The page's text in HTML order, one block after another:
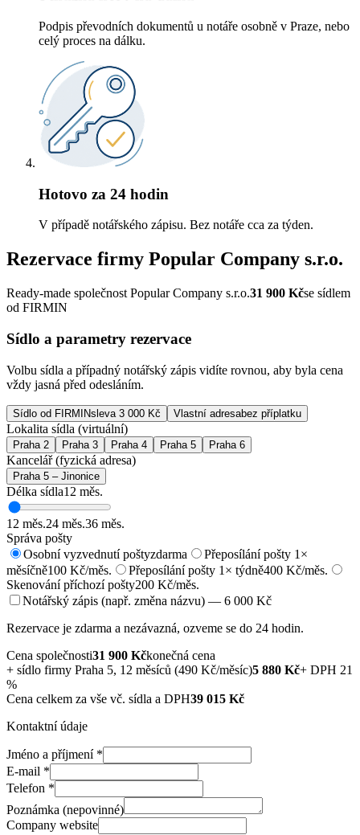
Podpis převodních dokumentů u notáře osobně v Praze, nebo
celý proces na dálku.
Hotovo za 24 hodin
V případě notářského zápisu. Bez notáře cca za týden.
Rezervace firmy Popular Company s.r.o.
Ready-made společnost Popular Company s.r.o.31 900 Kčse sídlem
od FIRMIN
Sídlo a parametry rezervace
Volbu sídla a případný notářský zápis vidíte rovnou, aby byla cena
vždy jasná před odesláním.
Sídlo od FIRMINsleva 3 000 Kč Vlastní adresabez příplatku
Lokalita sídla (virtuální)
Praha 2 Praha 3 Praha 4 Praha 5 Praha 6
Kancelář (fyzická adresa)
Praha 5 – Jinonice
Délka sídla12 měs.
12 měs.24 měs.36 měs.
Správa pošty
Osobní vyzvednutí poštyzdarma
Přeposílání pošty 1×
měsíčně100 Kč/měs. Přeposílání pošty 1× týdně400 Kč/měs.
Skenování příchozí pošty200 Kč/měs.
Notářský zápis (např. změna názvu) — 6 000 Kč
Rezervace je zdarma a nezávazná, ozveme se do 24 hodin.
Cena společnosti31 900 Kčkonečná cena
+ sídlo firmy Praha 5, 12 měsíců (490 Kč/měsíc)5 880 Kč+ DPH 21
%
Cena celkem za vše vč. sídla a DPH39 015 Kč
Kontaktní údaje
Jméno a příjmení*
E-mail *
Telefon *
Poznámka (nepovinné)
Company website